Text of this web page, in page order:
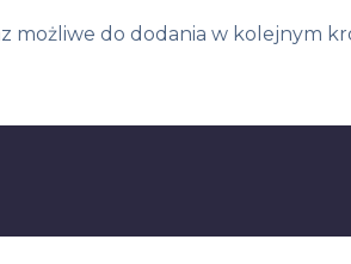
możliwe do dodania w kolejnym